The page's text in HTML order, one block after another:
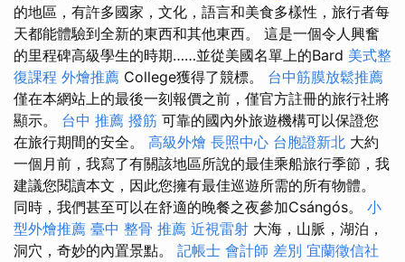
的地區，有許多國家，文化，語言和美食多樣性，旅行者每
天都能體驗到全新的東西和其他東西。 這是一個令人興奮
的里程碑高級學生的時期……並從美國名單上的Bard 美式整
復課程 外燴推薦 College獲得了競標。 台中筋膜放鬆推薦
僅在本網站上的最後一刻報價之前，僅官方註冊的旅行社將
顯示。 台中 推薦 撥筋 可靠的國內外旅遊機構可以保證您
在旅行期間的安全。 高級外燴 長照中心 台胞證新北 大約
一個月前，我寫了有關該地區所說的最佳乘船旅行季節，我
建議您閱讀本文，因此您擁有最佳巡遊所需的所有物體。
同時，我們甚至可以在舒適的晚餐之夜參加Csángós。 小
型外燴推薦 臺中 整骨 推薦 近視雷射 大海，山脈，湖泊，
洞穴，奇妙的內置景點。 記帳士 會計師 差別 宜蘭徵信社